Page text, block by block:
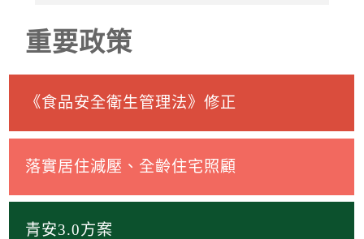
重要政策
《食品安全衛生管理法》修正
落實居住減壓、全齡住宅照顧
青安3.0方案